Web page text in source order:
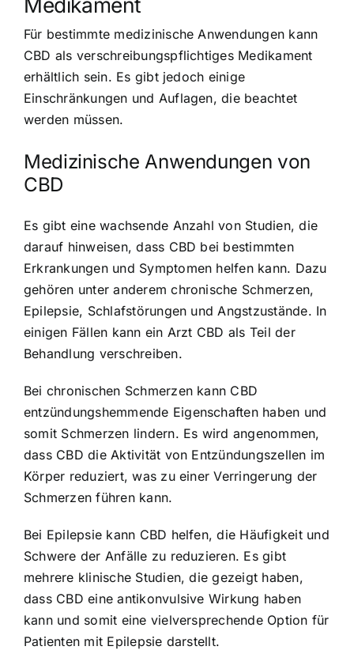
Medikament
Für bestimmte medizinische Anwendungen kann
CBD als verschreibungspflichtiges Medikament
erhältlich sein. Es gibt jedoch einige
Einschränkungen und Auflagen, die beachtet
werden müssen.
Medizinische Anwendungen von
CBD
Es gibt eine wachsende Anzahl von Studien, die
darauf hinweisen, dass CBD bei bestimmten
Erkrankungen und Symptomen helfen kann. Dazu
gehören unter anderem chronische Schmerzen,
Epilepsie, Schlafstörungen und Angstzustände. In
einigen Fällen kann ein Arzt CBD als Teil der
Behandlung verschreiben.
Bei chronischen Schmerzen kann CBD
entzündungshemmende Eigenschaften haben und
somit Schmerzen lindern. Es wird angenommen,
dass CBD die Aktivität von Entzündungszellen im
Körper reduziert, was zu einer Verringerung der
Schmerzen führen kann.
Bei Epilepsie kann CBD helfen, die Häufigkeit und
Schwere der Anfälle zu reduzieren. Es gibt
mehrere klinische Studien, die gezeigt haben,
dass CBD eine antikonvulsive Wirkung haben
kann und somit eine vielversprechende Option für
Patienten mit Epilepsie darstellt.